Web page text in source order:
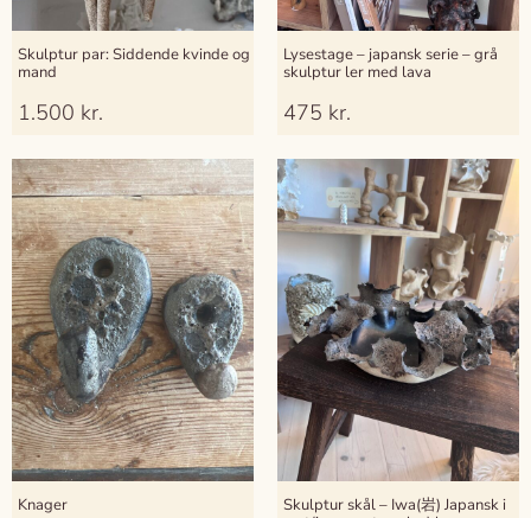
Skulptur par: Siddende kvinde og
mand
1.500 kr.
Lysestage – japansk serie – grå
skulptur ler med lava
475 kr.
Knager
Skulptur skål – Iwa(岩) Japansk i